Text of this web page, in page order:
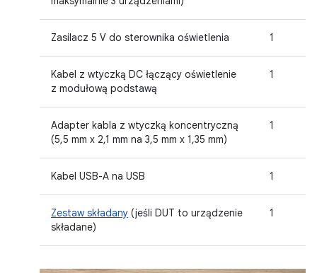
Zasilacz 5 V do sterownika oświetlenia 1
Kabel z wtyczką DC łączący oświetlenie
z modułową podstawą
1
Adapter kabla z wtyczką koncentryczną
(5,5 mm x 2,1 mm na 3,5 mm x 1,35 mm)
1
Kabel USB-A na USB 1
Zestaw składany (jeśli DUT to urządzenie
składane)
1